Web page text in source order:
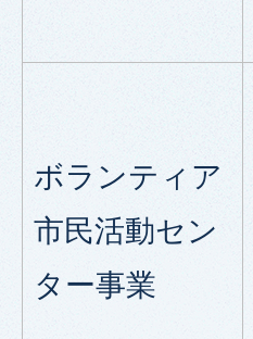
ボランティア
市民活動セン
ター事業